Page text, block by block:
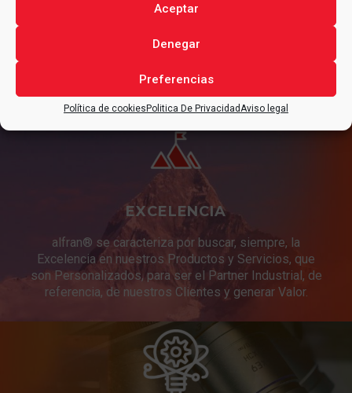
Aceptar
Denegar
Preferencias
Política de cookies Politica De PrivacidadAviso legal
CONTACTAR
EXCELENCIA
alfran® se caracteriza por buscar, siempre, la
Excelencia en nuestros Productos y Servicios, que
son Personalizados, para ser el Partner Industrial, de
referencia, de nuestros Clientes y generar Valor.